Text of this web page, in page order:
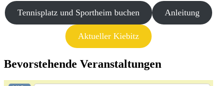
Tennisplatz und Sportheim buchen Anleitung
Aktueller Kiebitz
Bevorstehende Veranstaltungen